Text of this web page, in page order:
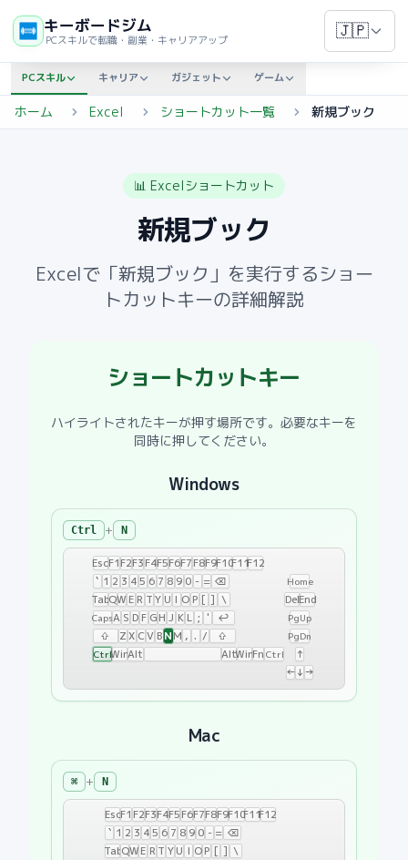
キーボードジム
PCスキルで転職・副業・キャリアアップ 🇯🇵
PCスキル キャリア ガジェット ゲーム
ホーム Excel ショートカット一覧 新規ブック
📊 Excelショートカット
新規ブック
Excelで「新規ブック 」を実行するショー
トカットキーの詳細解説
ショートカットキー
ハイライトされたキーが押す場所です。必要なキーを
同時に押してください。
Windows
Ctrl + N
EscF1F2F3F4F5F6F7F8F9F10F11F12
` 1 2 3 45 6 7 8 9 0 - = ⌫
TabQWE R T Y U I OP [ ] \
CapsA S D F GH J K L ; '
↩
⇧
Z X CV BNM , . / ⇧
CtrlWinAlt AltWinFn Ctrl
Home
DelEnd
PgUp
PgDn
↑
←↓→
Mac
⌘ + N
EscF1F2F3F4F5F6F7F8F9F10F11F12
` 1 2 3 4 5 6 7 8 9 0 - = ⌫
TabQWE R T Y U I OP [ ] \